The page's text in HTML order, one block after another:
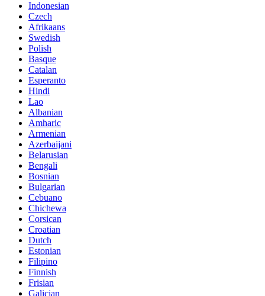
Indonesian
Czech
Afrikaans
Swedish
Polish
Basque
Catalan
Esperanto
Hindi
Lao
Albanian
Amharic
Armenian
Azerbaijani
Belarusian
Bengali
Bosnian
Bulgarian
Cebuano
Chichewa
Corsican
Croatian
Dutch
Estonian
Filipino
Finnish
Frisian
Galician